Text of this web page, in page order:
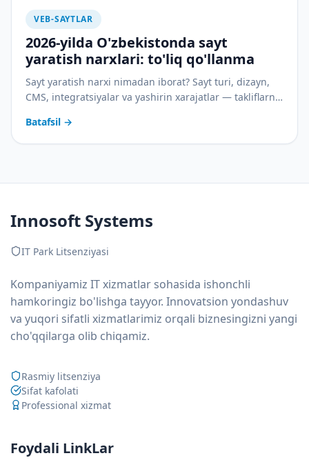
VEB-SAYTLAR
2026-yilda O'zbekistonda sayt
yaratish narxlari: to'liq qo'llanma
Sayt yaratish narxi nimadan iborat? Sayt turi, dizayn,
CMS, integratsiyalar va yashirin xarajatlar — takliflarni
Batafsil →
Innosoft Systems
IT Park Litsenziyasi
Kompaniyamiz IT xizmatlar sohasida ishonchli
hamkoringiz bo'lishga tayyor. Innovatsion yondashuv
va yuqori sifatli xizmatlarimiz orqali biznesingizni yangi
cho'qqilarga olib chiqamiz.
Rasmiy litsenziya
Sifat kafolati
Professional xizmat
Foydali LinkLar